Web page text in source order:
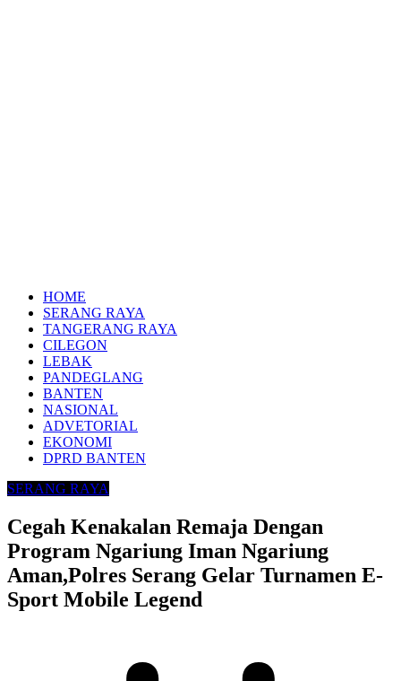
HOME
SERANG RAYA
TANGERANG RAYA
CILEGON
LEBAK
PANDEGLANG
BANTEN
NASIONAL
ADVETORIAL
EKONOMI
DPRD BANTEN
SERANG RAYA
Cegah Kenakalan Remaja Dengan
Program Ngariung Iman Ngariung
Aman,Polres Serang Gelar Turnamen E-
Sport Mobile Legend